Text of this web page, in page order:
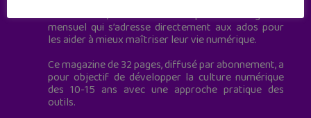
Geek Junior, c’est aussi le premier magazine
mensuel qui s’adresse directement aux ados pour
les aider à mieux maîtriser leur vie numérique.
Ce magazine de 32 pages, diffusé par abonnement, a
pour objectif de développer la culture numérique
des 10-15 ans avec une approche pratique des
outils.